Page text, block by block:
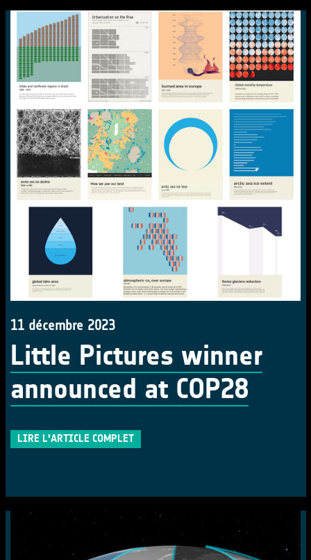
11 décembre 2023
Little Pictures winner
announced at COP28
LIRE L'ARTICLE COMPLET